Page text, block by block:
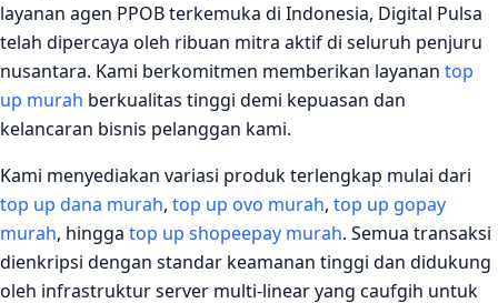
layanan agen PPOB terkemuka di Indonesia, Digital Pulsa
telah dipercaya oleh ribuan mitra aktif di seluruh penjuru
nusantara. Kami berkomitmen memberikan layanan top
up murah berkualitas tinggi demi kepuasan dan
kelancaran bisnis pelanggan kami.
Kami menyediakan variasi produk terlengkap mulai dari
top up dana murah, top up ovo murah, top up gopay
murah, hingga top up shopeepay murah. Semua transaksi
dienkripsi dengan standar keamanan tinggi dan didukung
oleh infrastruktur server multi-linear yang caufgih untuk